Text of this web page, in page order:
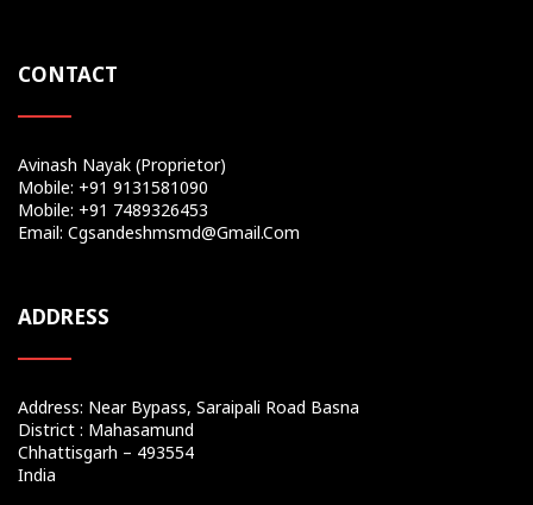
CONTACT
Avinash Nayak (Proprietor)
Mobile: +91 9131581090
Mobile: +91 7489326453
Email: Cgsandeshmsmd@gmail.com
ADDRESS
Address: Near Bypass, Saraipali Road Basna
District : Mahasamund
Chhattisgarh – 493554
India